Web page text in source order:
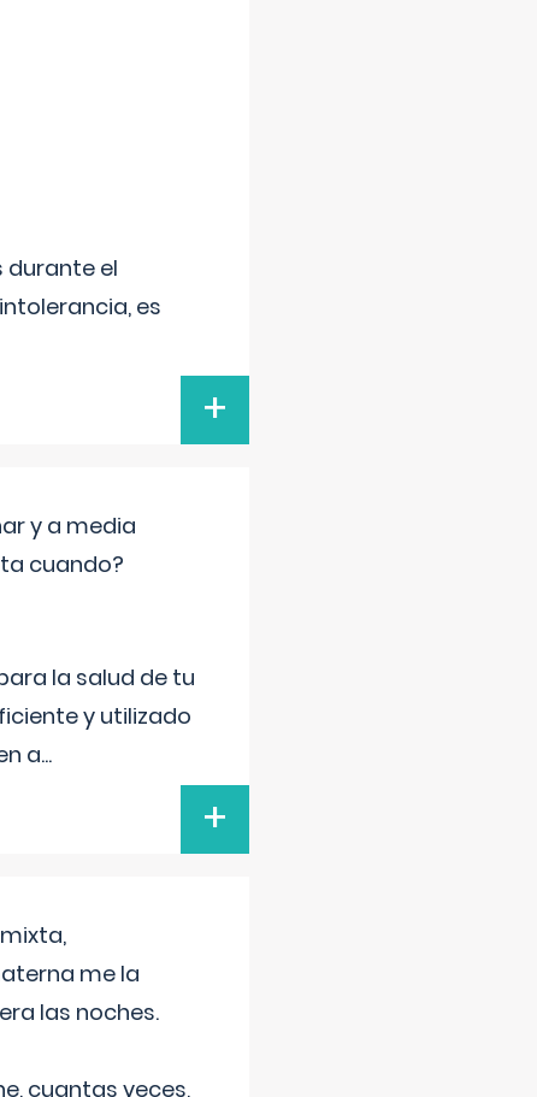
durante el
es
+
y a media
cuando?
la salud de tu
y utilizado
a...
+
me la
las noches.
cuantas veces,